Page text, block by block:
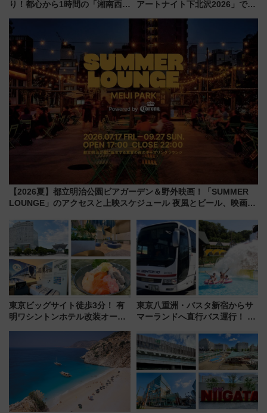
り！都心から1時間の「湘南西エ
島とは異なる魅力を持つ今夏の
注目スポット
アートナイト下北沢2026」でイ
を満喫しよう
【2026夏】都立明治公園ビアガーデン＆野外映画！「SUMMER
LOUNGE」のアクセスと上映スケジュール 夜風とビール、映画を
東京ビッグサイト徒歩3分！ 有
明ワシントンホテル改装オープ
客室」や海鮮丼が人気の朝食ビ
ュッフェを現地レポ
東京八重洲・バスタ新宿からサ
マーランドへ直行バス運行！ お
推し活を楽しもう！（2026年
8/1～31）